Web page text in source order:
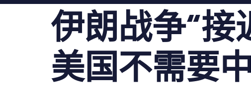
伊朗战争“接
美国不需要